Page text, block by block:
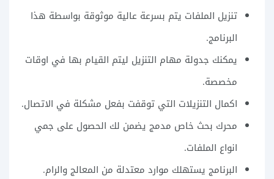
تنزيل الملفات يتم بسرعة عالية موثوقة بواسطة هذا
البرنامج.
يمكنك جدولة مهام التنزيل ليتم القيام بها في اوقات
مخصصة.
اكمال التنزيلات التي توقفت بفعل مشكلة في الاتصال.
محرك بحث خاص مدمج يضمن لك الحصول على جمي
انواع الملفات.
البرنامج يستهلك موارد معتدلة من المعالج والرام.